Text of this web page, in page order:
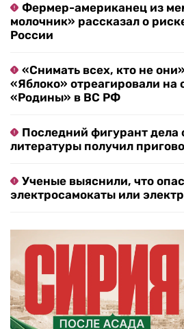
Фермер-американец из
молочник» рассказал о
России
«Снимать всех, кто не
«Яблоко» отреагировали на
«Родины» в ВС РФ
Последний фигурант
литературы получил
Ученые выяснили, что
электросамокаты или